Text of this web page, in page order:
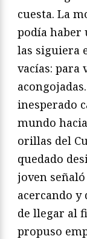
cuesta. La
podía haber
las siguiera
vacías: para
inesperado
mundo
orillas del
quedado
joven
acercando y
de llegar al
propuso